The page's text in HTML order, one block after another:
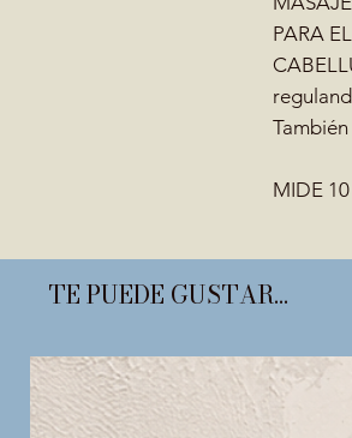
PARA
MIDE
TE PUEDE GUSTAR...